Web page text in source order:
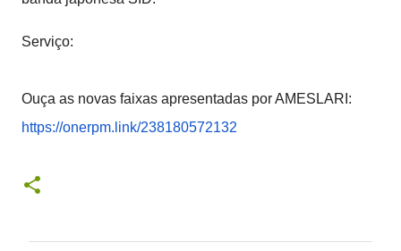
Serviço:
Ouça as novas faixas apresentadas por AMESLARI:
https://onerpm.link/238180572132